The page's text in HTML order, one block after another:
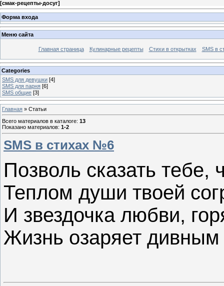
[смак-рецепты-досуг]
Форма входа
Меню сайта
Главная страница Кулинарные рецепты Стихи в открытках SMS в
Categories
SMS для девушки [4]
SMS для парня [6]
SMS общие [3]
Главная » Статьи
Всего материалов в каталоге: 13
Показано материалов: 1-2
SMS в стихах №6
Позволь сказать тебе,
Теплом души твоей
И звездочка любви,
Жизнь озаряет дивным